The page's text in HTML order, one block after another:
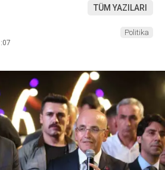
TÜM YAZILARI
Politika